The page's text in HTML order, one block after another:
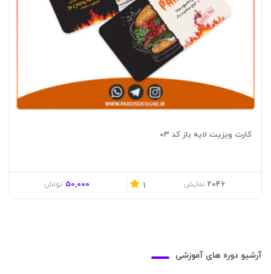
کارت ویزیت لایه باز کد 03
2046 نمایش 1
50,000 تومان
آرشیو دوره های آموزشی